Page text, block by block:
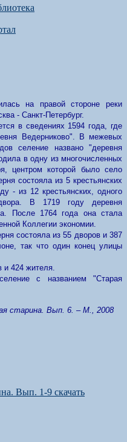
на правой стороне реки
- Санкт-Петербург.
в сведениях 1594 года, где
Ведерниково". В межевых
селение названо "деревня
в одну из многочисленных
центром которой было село
состояла из 5 крестьянских
- из 12 крестьянских, одного
В 1719 году деревня
После 1764 года она стала
Коллегии экономии.
состояла из 55 дворов и 387
так что один конец улицы
и 424 жителя.
с названием "Старая
старина. Вып. 6. – М., 2008
Вып. 1-9 скачать